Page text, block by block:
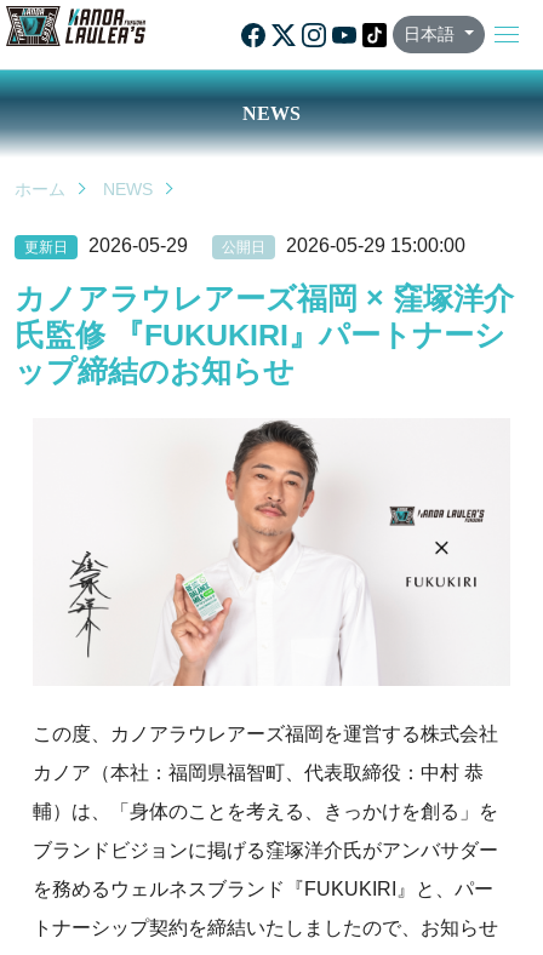
日本語
NEWS
ホーム NEWS
更新日 2026-05-29 公開日 2026-05-29 15:00:00
カノアラウレアーズ福岡 × 窪塚洋介
氏監修 『FUKUKIRI』パートナーシ
ップ締結のお知らせ
この度、カノアラウレアーズ福岡を運営する株式会社
カノア（本社：福岡県福智町、代表取締役：中村 恭
輔）は、「身体のことを考える、きっかけを創る」を
ブランドビジョンに掲げる窪塚洋介氏がアンバサダー
を務めるウェルネスブランド『FUKUKIRI』と、パー
トナーシップ契約を締結いたしましたので、お知らせ